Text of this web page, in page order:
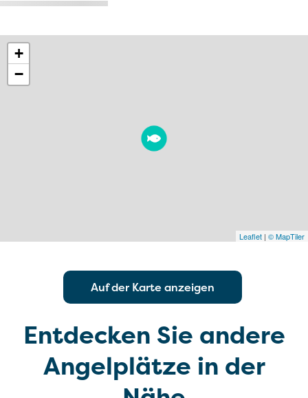
+
−
Leaflet | © MapTiler
Auf der Karte anzeigen
Entdecken Sie andere
Angelplätze in der